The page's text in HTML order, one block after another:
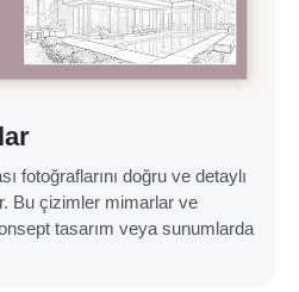
fotoğraflarını doğru ve detaylı
Bu çizimler mimarlar ve
tasarım veya sunumlarda